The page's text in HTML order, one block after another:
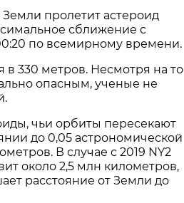
Земли пролетит астероид
сближение с
по всемирному времени.
в 330 метров. Несмотря на то
опасным, ученые не
чьи орбиты пересекают
до 0,05 астрономической
В случае с 2019 NY2
около 2,5 млн километров,
расстояние от Земли до